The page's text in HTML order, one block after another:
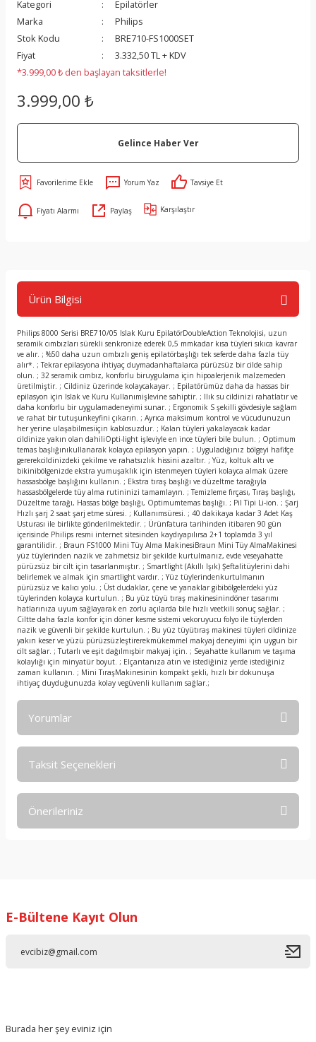
Kategori
Epilatörler
Marka
Philips
Stok Kodu
BRE710-FS1000SET
Fiyat
3.332,50 TL + KDV
*3.999,00 ₺ den başlayan taksitlerle!
3.999,00 ₺
Gelince Haber Ver
Yorum Yaz Tavsiye Et
Fiyatı Alarmı Paylaş Karşılaştır
Ürün Bilgisi
Philips 8000 Serisi BRE710/05 Islak Kuru EpilatörDoubleAction Teknolojisi, uzun
seramik cımbızları sürekli senkronize ederek 0,5 mmkadar kısa tüyleri sıkıca kavrar
ve alır. ; %50 daha uzun cımbızlı geniş epilatörbaşlığı tek seferde daha fazla tüy
alır*. ; Tekrar epilasyona ihtiyaç duymadanhaftalarca pürüzsüz bir cilde sahip
olun. ; 32 seramik cımbız, konforlu biruygulama için hipoalerjenik malzemeden
üretilmiştir. ; Cildiniz üzerinde kolaycakayar. ; Epilatörümüz daha da hassas bir
epilasyon için Islak ve Kuru Kullanımişlevine sahiptir. ; Ilık su cildinizi rahatlatır ve
daha konforlu bir uygulamadeneyimi sunar. ; Ergonomik S şekilli gövdesiyle sağlam
ve rahat bir tutuşunkeyfini çıkarın. ; Ayrıca maksimum kontrol ve vücudunuzun
her yerine ulaşabilmesiiçin kablosuzdur. ; Kalan tüyleri yakalayacak kadar
cildinize yakın olan dahiliOpti-light işleviyle en ince tüyleri bile bulun. ; Optimum
temas başlığınıkullanarak kolayca epilasyon yapın. ; Uyguladığınız bölgeyi hafifçe
gererekcildinizdeki çekilme ve rahatsızlık hissini azaltır. ; Yüz, koltuk altı ve
bikinibölgenizde ekstra yumuşaklık için istenmeyen tüyleri kolayca almak üzere
hassasbölge başlığını kullanın. ; Ekstra tıraş başlığı ve düzeltme tarağıyla
hassasbölgelerde tüy alma rutininizi tamamlayın. ; Temizleme fırçası, Tıraş başlığı,
Düzeltme tarağı, Hassas bölge başlığı, Optimumtemas başlığı. ; Pil Tipi Li-ion. ; Şarj
Hızlı şarj 2 saat şarj etme süresi. ; Kullanımsüresi. ; 40 dakikaya kadar 3 Adet Kaş
Usturası ile birlikte gönderilmektedir. ; Ürünfatura tarihinden itibaren 90 gün
içerisinde Philips resmi internet sitesinden kaydıyapılırsa 2+1 toplamda 3 yıl
garantilidir. ; Braun FS1000 Mini Tüy Alma MakinesiBraun Mini Tüy AlmaMakinesi
yüz tüylerinden nazik ve zahmetsiz bir şekilde kurtulmanız, evde veseyahatte
pürüzsüz bir cilt için tasarlanmıştır. ; Smartlight (Akıllı Işık) Şeftalitüylerini dahi
belirlemek ve almak için smartlight vardır. ; Yüz tüylerindenkurtulmanın
pürüzsüz ve kalıcı yolu. ; Üst dudaklar, çene ve yanaklar gibibölgelerdeki yüz
tüylerinden kolayca kurtulun. ; Bu yüz tüyü tıraş makinesinindöner tasarımı
hatlarınıza uyum sağlayarak en zorlu açılarda bile hızlı veetkili sonuç sağlar. ;
Ciltte daha fazla konfor için döner kesme sistemi vekoruyucu folyo ile tüylerden
nazik ve güvenli bir şekilde kurtulun. ; Bu yüz tüyütıraş makinesi tüyleri cildinize
yakın keser ve yüzü pürüzsüzleştirerekmükemmel makyaj deneyimi için uygun bir
cilt sağlar. ; Tutarlı ve eşit dağılmışbir makyaj için. ; Seyahatte kullanım ve taşıma
kolaylığı için minyatür boyut. ; Elçantanıza atın ve istediğiniz yerde istediğiniz
zaman kullanın. ; Mini TıraşMakinesinin kompakt şekli, hızlı bir dokunuşa
ihtiyaç duyduğunuzda kolay vegüvenli kullanım sağlar.;
Yorumlar
Taksit Seçenekleri
Önerileriniz
Ürün resmi kalitesiz, bozuk veya görüntülenemiyor.
E-Bültene Kayıt Olun
Burada her şey eviniz için